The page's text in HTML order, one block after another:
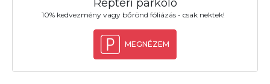
Reptéri parkoló
10% kedvezmény vagy bőrönd fóliázás - csak nektek!
MEGNÉZEM